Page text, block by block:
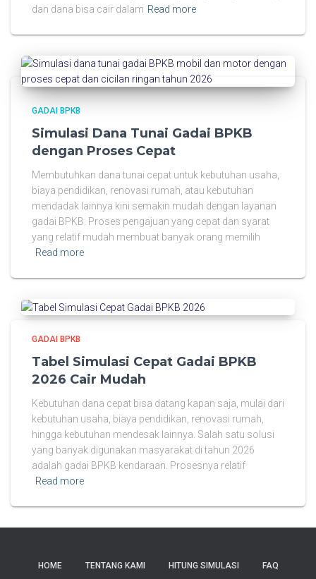
dan dana bisa cair dalam Read more
GADAI BPKB
Simulasi Dana Tunai Gadai BPKB
dengan Proses Cepat
Membutuhkan dana tunai cepat untuk kebutuhan usaha,
biaya pendidikan, renovasi rumah, atau kebutuhan
mendadak lainnya kini semakin mudah dengan layanan
gadai BPKB. Proses pengajuan yang cepat dan syarat
yang relatif mudah membuat banyak orang memilih
Read more
GADAI BPKB
Tabel Simulasi Cepat Gadai BPKB
2026 Cair Mudah
Kebutuhan dana cepat bisa datang kapan saja, mulai dari
kebutuhan usaha, biaya pendidikan, renovasi rumah,
hingga kebutuhan mendesak lainnya. Salah satu solusi
yang banyak digunakan masyarakat di tahun 2026
adalah gadai BPKB kendaraan. Prosesnya relatif
Read more
HOME TENTANG KAMI HITUNG SIMULASI FAQ